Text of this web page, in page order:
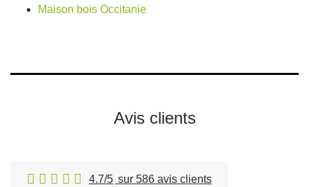
Maison bois Occitanie
Avis clients
4.7/5 sur 586 avis clients